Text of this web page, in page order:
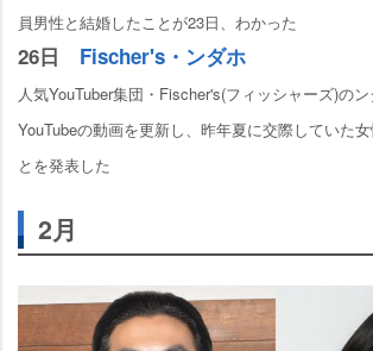
員男性と結婚したことが23日、わかった
26日 Fischer's・ンダホ
人気YouTuber集団・Fischer's(フィッシャーズ)のン
YouTubeの動画を更新し、昨年夏に交際していた
とを発表した
2月